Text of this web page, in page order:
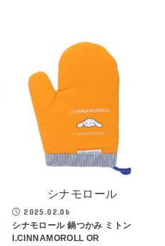
シナモロール
2025.02.06
シナモロール 鍋つかみ ミトン
I.CINNAMOROLL OR